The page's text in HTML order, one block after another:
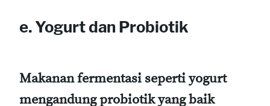
e. Yogurt dan Probiotik
Makanan fermentasi seperti yogurt
mengandung probiotik yang baik